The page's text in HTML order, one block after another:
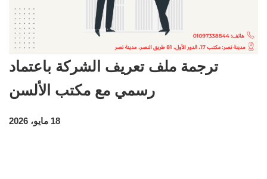
ترجمة ملف تعريف الشركة باعتماد
رسمي مع مكتب الألسن
18 مايو، 2026